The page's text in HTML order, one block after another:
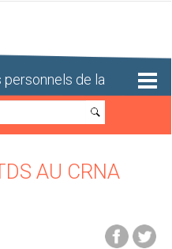
de la
Recherche
AU CRNA